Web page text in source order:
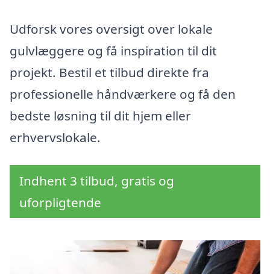
Udforsk vores oversigt over lokale
gulvlæggere og få inspiration til dit
projekt. Bestil et tilbud direkte fra
professionelle håndværkere og få den
bedste løsning til dit hjem eller
erhvervslokale.
Indhent 3 tilbud, gratis og
uforpligtende